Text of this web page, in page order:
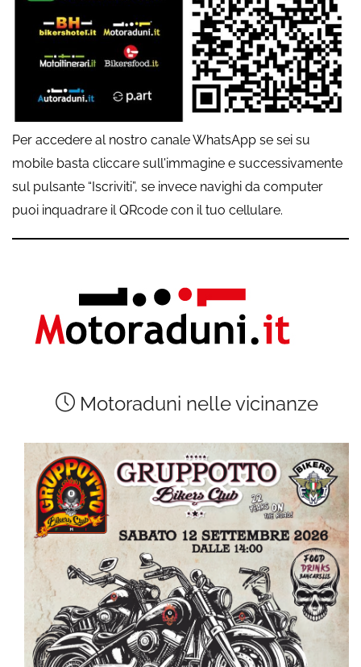
Per accedere al nostro canale WhatsApp se sei su
mobile basta cliccare sull'immagine e successivamente
sul pulsante “Iscriviti”, se invece navighi da computer
puoi inquadrare il QRcode con il tuo cellulare.
Motoraduni nelle vicinanze